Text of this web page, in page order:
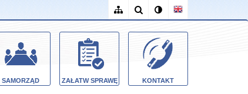
SAMORZĄD ZAŁATW SPRAWĘ KONTAKT